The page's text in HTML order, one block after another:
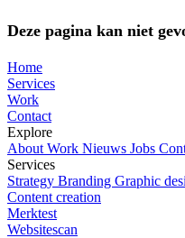
Deze pagina kan niet
Home
Services
Work
Contact
Explore
About Work Nieuws Jobs
Services
Strategy Branding Graphic
Content creation
Merktest
Websitescan